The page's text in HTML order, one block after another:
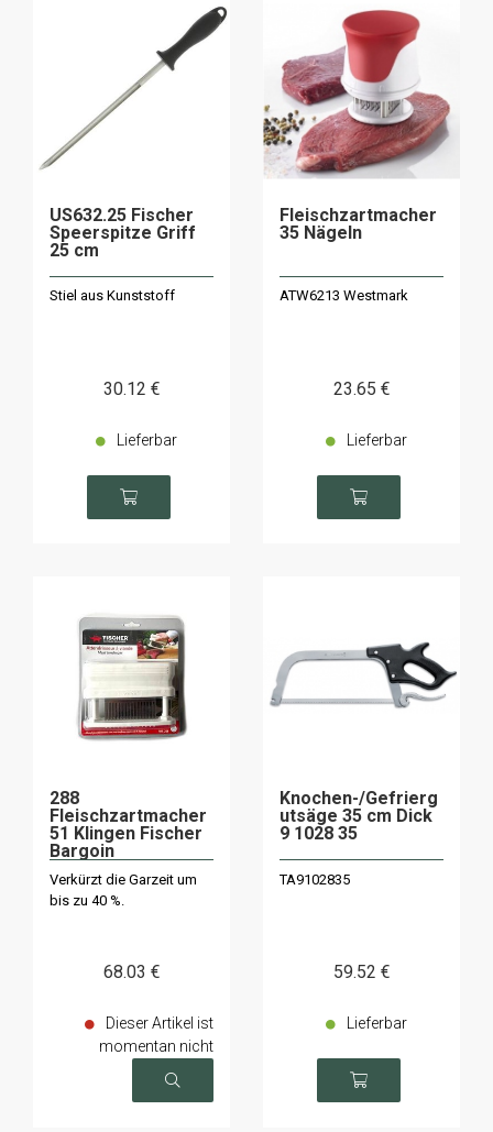
US632.25 Fischer
Speerspitze Griff
25 cm
Stiel aus Kunststoff
30.12 €
Lieferbar
Fleischzartmacher
35 Nägeln
ATW6213 Westmark
23.65 €
Lieferbar
288
Fleischzartmacher
51 Klingen Fischer
Bargoin
Verkürzt die Garzeit um
bis zu 40 %.
68.03 €
Dieser Artikel ist
momentan nicht
verfügbar
Knochen-/Gefrierg
utsäge 35 cm Dick
9 1028 35
TA9102835
59.52 €
Lieferbar